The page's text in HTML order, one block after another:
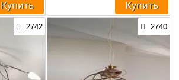
Купить Купить
2742 2740